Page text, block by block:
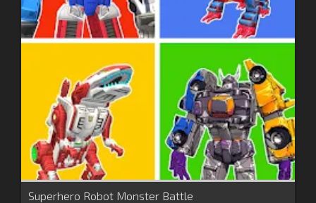
Superhero Robot Monster Battle